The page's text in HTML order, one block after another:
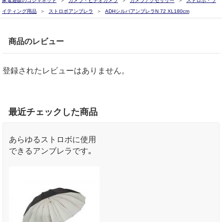
イティング用品
ストロボアンブレラ ADHシルバアンブレラN 72 XL180cm
商品のレビュー
登録されたレビューはありません。
最近チェックした商品
あらゆるストロボに使用
できるアンブレラです｡